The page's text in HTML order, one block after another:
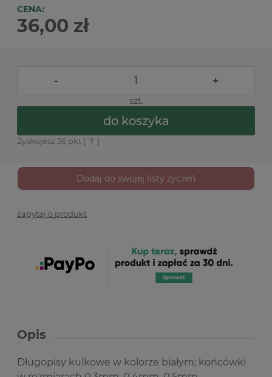
CENA:
36,00 zł
- +
szt.
do koszyka
Zyskujesz 36 pkt [ ? ]
Dodaj do swojej listy życzeń
zapytaj o produkt
Opis
Długopisy kulkowe w kolorze białym; końcówki